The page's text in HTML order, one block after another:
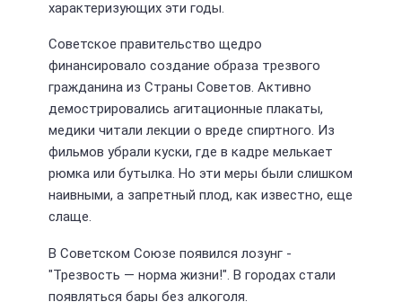
характеризующих эти годы.
Советское правительство щедро
финансировало создание образа трезвого
гражданина из Страны Советов. Активно
демострировались агитационные плакаты,
медики читали лекции о вреде спиртного. Из
фильмов убрали куски, где в кадре мелькает
рюмка или бутылка. Но эти меры были слишком
наивными, а запретный плод, как известно, еще
слаще.
В Советском Союзе появился лозунг -
"Трезвость — норма жизни!". В городах стали
появляться бары без алкоголя.